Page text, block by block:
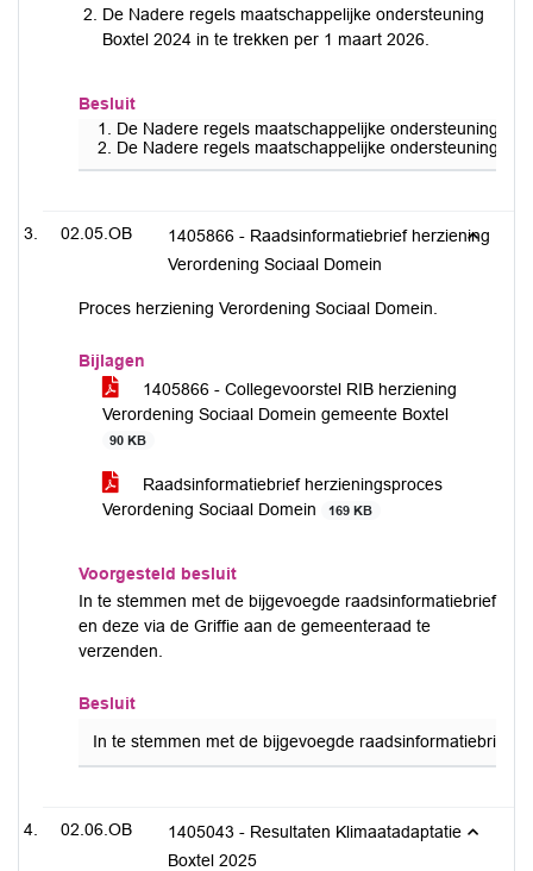
De Nadere regels maatschappelijke ondersteuning
Boxtel 2024 in te trekken per 1 maart 2026.
Besluit
De Nadere regels maatschappelijke ondersteuning
De Nadere regels maatschappelijke ondersteuning
02.05.OB
1405866 - Raadsinformatiebrief herziening
Verordening Sociaal Domein
Proces herziening Verordening Sociaal Domein.
Bijlagen
1405866 - Collegevoorstel RIB herziening
Verordening Sociaal Domein gemeente Boxtel
90 KB
Raadsinformatiebrief herzieningsproces
Verordening Sociaal Domein
169 KB
Voorgesteld besluit
In te stemmen met de bijgevoegde raadsinformatiebrief
en deze via de Griffie aan de gemeenteraad te
verzenden.
Besluit
In te stemmen met de bijgevoegde raadsinformatiebrief
02.06.OB
1405043 - Resultaten Klimaatadaptatie
Boxtel 2025